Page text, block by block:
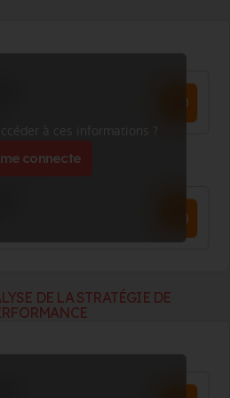
à ces informations ?
connecte
DE LA STRATÉGIE DE